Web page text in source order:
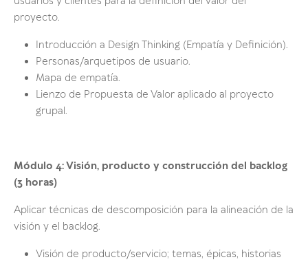
proyecto.
Introducción a Design Thinking (Empatía y Definición).
Personas/arquetipos de usuario.
Mapa de empatía.
Lienzo de Propuesta de Valor aplicado al proyecto
grupal.
Módulo 4: Visión, producto y construcción del backlog
(3 horas)
Aplicar técnicas de descomposición para la alineación de la
visión y el backlog.
Visión de producto/servicio; temas, épicas, historias